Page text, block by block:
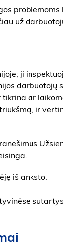
problemoms
už
ji
darbuotojų
tikrina ar
ir
iš anksto.